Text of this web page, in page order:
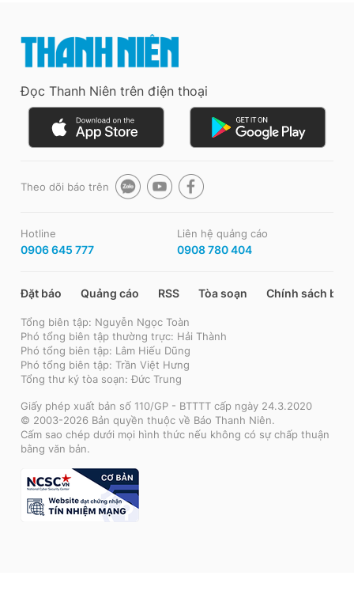
Đọc Thanh Niên trên điện thoại
Theo dõi báo trên
Hotline
0906 645 777
Liên hệ quảng cáo
0908 780 404
Đặt báo Quảng cáo RSS Tòa soạn Chính sách bảo
Tổng biên tập: Nguyễn Ngọc Toàn
Phó tổng biên tập thường trực: Hải Thành
Phó tổng biên tập: Lâm Hiếu Dũng
Phó tổng biên tập: Trần Việt Hưng
Tổng thư ký tòa soạn: Đức Trung
Giấy phép xuất bản số 110/GP - BTTTT cấp ngày 24.3.2020
© 2003-2026 Bản quyền thuộc về Báo Thanh Niên.
Cấm sao chép dưới mọi hình thức nếu không có sự chấp thuận
bằng văn bản.